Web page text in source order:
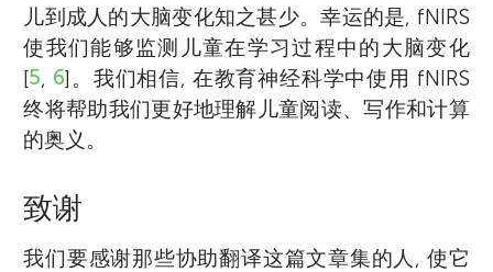
儿到成人的大脑变化知之甚少。幸运的是, fNIRS
使我们能够监测儿童在学习过程中的大脑变化
[5, 6]。我们相信, 在教育神经科学中使用 fNIRS
终将帮助我们更好地理解儿童阅读、写作和计算
的奥义。
致谢
我们要感谢那些协助翻译这篇文章集的人, 使它